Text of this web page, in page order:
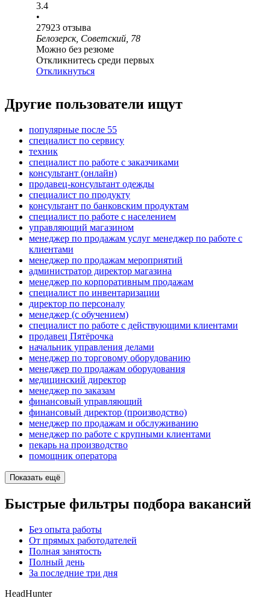
3.4
•
27923 отзыва
Белозерск, Советский, 78
Можно без резюме
Откликнитесь среди первых
Откликнуться
Другие пользователи ищут
популярные после 55
специалист по сервису
техник
специалист по работе с заказчиками
консультант (онлайн)
продавец-консультант одежды
специалист по продукту
консультант по банковским продуктам
специалист по работе с населением
управляющий магазином
менеджер по продажам услуг менеджер по работе с
клиентами
менеджер по продажам мероприятий
администратор директор магазина
менеджер по корпоративным продажам
специалист по инвентаризации
директор по персоналу
менеджер (с обучением)
специалист по работе с действующими клиентами
продавец Пятёрочка
начальник управления делами
менеджер по торговому оборудованию
менеджер по продажам оборудования
медицинский директор
менеджер по заказам
финансовый управляющий
финансовый директор (производство)
менеджер по продажам и обслуживанию
менеджер по работе с крупными клиентами
пекарь на производство
помощник оператора
Показать ещё
Быстрые фильтры подбора вакансий
Без опыта работы
От прямых работодателей
Полная занятость
Полный день
За последние три дня
HeadHunter